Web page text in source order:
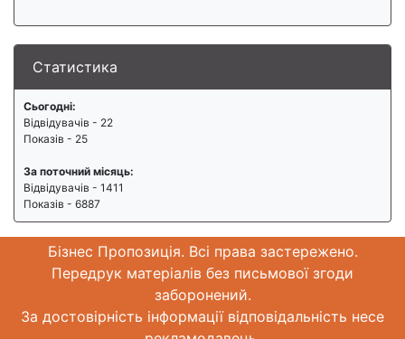
Статистика
Сьогодні:
Відвідувачів - 22
Показів - 25
За поточний місяць:
Відвідувачів - 1411
Показів - 6887
Бізнес Пропозиція. Всі права застережено.
Передрук матеріалів без письмової згоди
заборонений.
За достовірність інформації відповідальність несе